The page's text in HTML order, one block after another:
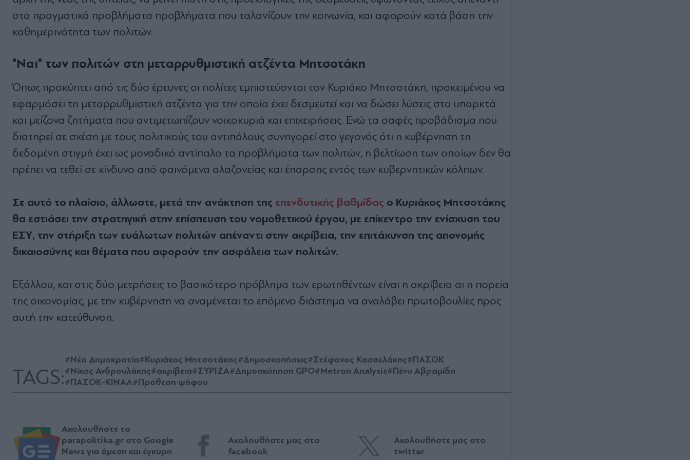
στα πραγματικά προβλήματα προβλήματα που ταλανίζουν την κοινωνία, και αφορούν κατά βάση την
καθημερινότητα των πολιτών.
"Ναι" των πολιτών στη μεταρρυθμιστική ατζέντα Μητσοτάκη
Όπως προκύπτει από τις δύο έρευνες οι πολίτες εμπιστεύονται τον Κυριάκο Μητσοτάκη, προκειμένου να
εφαρμόσει τη μεταρρυθμιστική ατζέντα για την οποία έχει δεσμευτεί και να δώσει λύσεις στα υπαρκτά
και μείζονα ζητήματα που αντιμετωπίζουν νοικοκυριά και επιχειρήσεις. Ενώ τα σαφές προβάδισμα που
διατηρεί σε σχέση με τους πολιτικούς του αντιπάλους συνηγορεί στο γεγονός ότι η κυβέρνηση τη
δεδομένη στιγμή έχει ως μοναδικό αντίπαλο τα προβλήματα των πολιτών, η βελτίωση των οποίων δεν θα
πρέπει να τεθεί σε κίνδυνο από φαινόμενα αλαζονείας και έπαρσης εντός των κυβερνητικών κόλπων.
Σε αυτό το πλαίσιο, άλλωστε, μετά την ανάκτηση της επενδυτικής βαθμίδας ο Κυριάκος Μητσοτάκης
θα εστιάσει την στρατηγική στην επίσπευση του νομοθετικού έργου, με επίκεντρο την ενίσχυση του
ΕΣΥ, την στήριξη των ευάλωτων πολιτών απέναντι στην ακρίβεια, την επιτάχυνση της απονομής
δικαιοσύνης και θέματα που αφορούν την ασφάλεια των πολιτών.
Εξάλλου, και στις δύο μετρήσεις το βασικότερο πρόβλημα των ερωτηθέντων είναι η ακρίβεια αι η πορεία
της οικονομίας, με την κυβέρνηση να αναμένεται το επόμενο διάστημα να αναλάβει πρωτοβουλίες προς
αυτή την κατεύθυνση.
TAGS:
#Νέα Δημοκρατία#Κυριάκος Μητσοτάκης#Δημοσκοπήσεις#Στέφανος Κασσελάκης#ΠΑΣΟΚ
#Νίκος Ανδρουλάκης#ακρίβεια#ΣΥΡΙΖΑ#Δημοσκόπηση GPO#Metron Analysis#Πένυ Αβραμίδη
#ΠΑΣΟΚ-ΚΙΝΑΛ#Πρόθεση ψήφου
Ακολουθήστε το
parapolitika.gr στο Google
News για άμεση και έγκυρη
Ακολουθήστε μας στο
facebook
Ακολουθήστε μας στο
twitter